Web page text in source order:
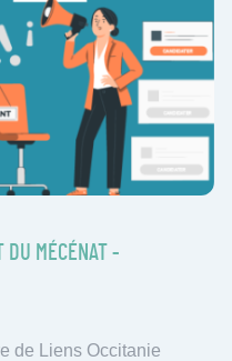
DU MÉCÉNAT -
de Liens Occitanie